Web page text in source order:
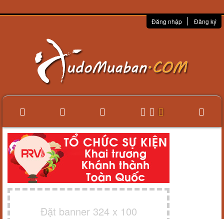
Đăng nhập Đăng ký
Đặt banner 324 x 100